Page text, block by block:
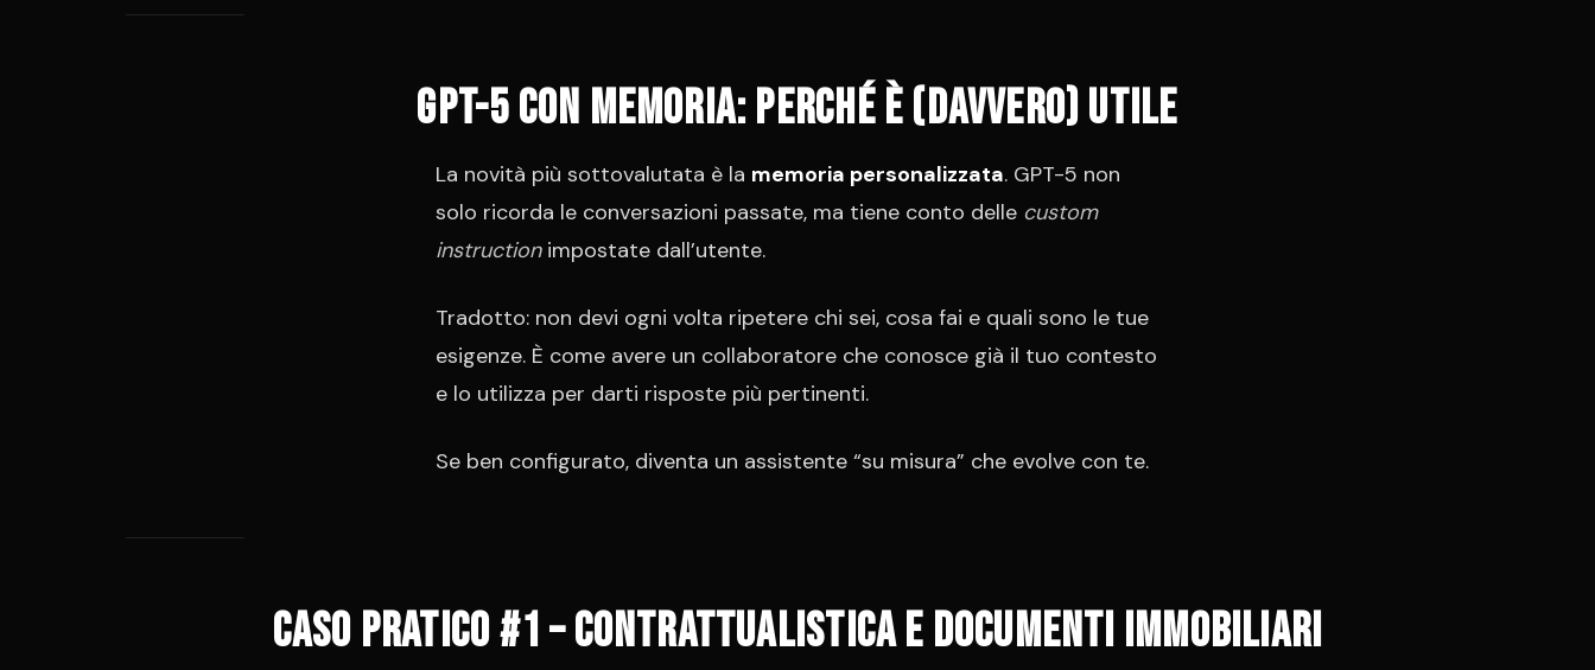
GPT-5 con memoria: perché è (davvero) utile
La novità più sottovalutata è la memoria personalizzata. GPT-5 non
solo ricorda le conversazioni passate, ma tiene conto delle custom
instructionimpostate dall’utente.
Tradotto: non devi ogni volta ripetere chi sei, cosa fai e quali sono le tue
esigenze. È come avere un collaboratore che conosce già il tuo contesto
e lo utilizza per darti risposte più pertinenti.
Se ben configurato, diventa un assistente “su misura” che evolve con te.
Caso pratico #1 – Contrattualistica e documenti immobiliari